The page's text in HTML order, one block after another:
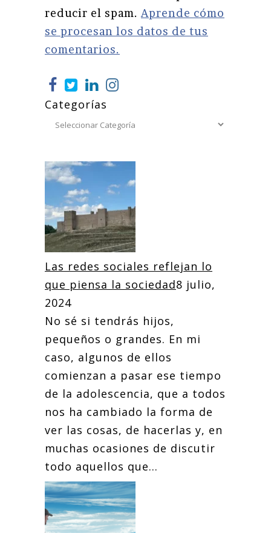
reducir el spam. Aprende cómo
se procesan los datos de tus
comentarios.
Categorías
Las redes sociales reflejan lo
que piensa la sociedad8 julio,
2024
No sé si tendrás hijos,
pequeños o grandes. En mi
caso, algunos de ellos
comienzan a pasar ese tiempo
de la adolescencia, que a todos
nos ha cambiado la forma de
ver las cosas, de hacerlas y, en
muchas ocasiones de discutir
todo aquellos que...